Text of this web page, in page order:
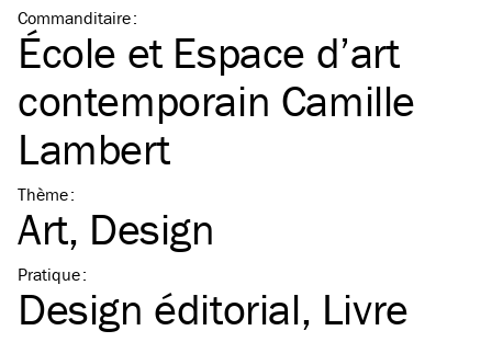
Commanditaire:
École et Espace d’art
contemporain Camille
Lambert
Thème:
Art Design
Pratique:
Design éditorial Livre